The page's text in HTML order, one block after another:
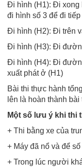
Đi hình (H1): Đi xong
đi hình số 3 để đi tiếp
Đi hình (H2): Đi trên
Đi hình (H3): Đi
Đi hình (H4): Đi
xuất phát ở (H1)
Bài thi thực hành
lên là hoàn thành bài
Một số lưu ý khi thi
+ Thi bằng xe của
+ Máy đã nổ và để
+ Trong lúc người